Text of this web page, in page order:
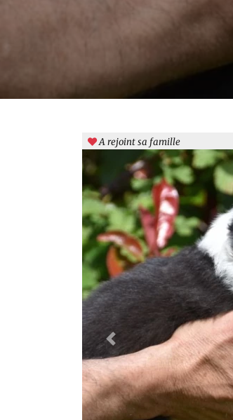
A rejoint sa famille
Previous